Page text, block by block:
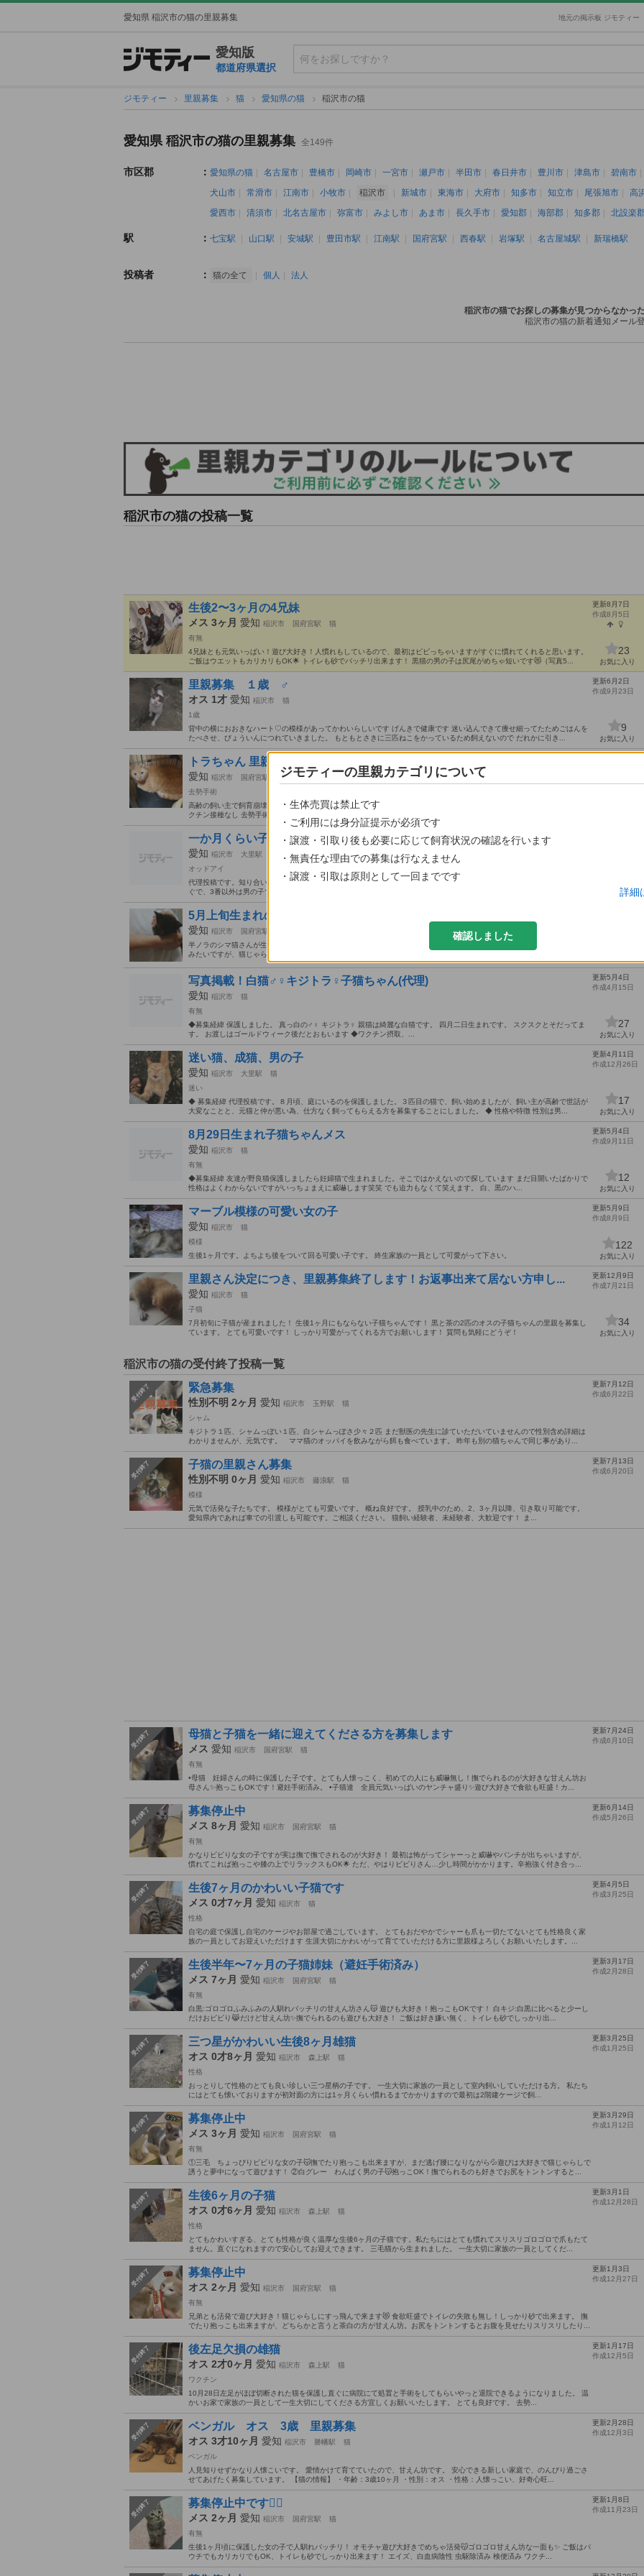
愛知県 稲沢市の猫の里親募集 地元の掲示板 ジモティー
愛知版
都道府県選択
ジモティー 里親募集 猫 愛知県の猫 稲沢市の猫
愛知県 稲沢市の猫の里親募集 全149件
市区郡 ： 愛知県の猫 名古屋市 豊橋市 岡崎市 一宮市 瀬戸市 半田市 春日井市 豊川市 津島市
碧南市
犬山市
常滑市 江南市 小牧市 稲沢市 新城市 東海市 大府市 知多市 知立市 尾張旭市
高
愛西市
清須市 北名古屋市 弥富市 みよし市 あま市 長久手市 愛知郡 海部郡 知多郡 北設楽
駅 ： 七宝駅 山口駅 安城駅 豊田市駅 江南駅 国府宮駅 西春駅 岩塚駅 名古屋城駅 新瑞橋駅
投稿者 ： 猫の全て 個人 法人
稲沢市の猫でお探しの募集が見つからなかっ
稲沢市の猫の新着通知メール
稲沢市の猫の投稿一覧
生後2〜3ヶ月の4兄妹
メス 3ヶ月 愛知 稲沢市 国府宮駅
猫
有無
4兄妹とも元気いっぱい！遊び大好き！人慣れもしているので、最初はビビっちゃいますがすぐに慣れてくれると思います。
ご飯はウエットもカリカリもOK🌟 トイレも砂でバッチリ出来ます！ 黒猫の男の子は尻尾がめちゃ短いです😻（写真5...
更新8月7日
作成8月5日
23
お気に入り
里親募集 １歳 ♂
オス 1才 愛知 稲沢市
猫
1歳
背中の横におおきなハート♡の模様があってかわいらしいです げんきで健康です 迷い込んできて痩せ細ってたためごはんを
たべさせ、びょういんにつれていきました。 もともとさきに三匹ねこをかっているため飼えないので だれかに引き...
更新6月2日
作成9月23日
9
お気に入り
トラちゃん 里親募集！
愛知 稲沢市 国府宮駅
猫
去勢手術
高齢の飼い主で飼育崩壊しており里親を探しております。 体は大きいですが、小心者です。 8才 オスです。 尿路結石あり ワ
クチン接種なし 去勢手術済み 高齢の両親が飼っておりましたが父が病気になり ...
一か月くらい子猫
愛知 稲沢市 大里駅
オッドアイ
代理投稿です。知り合いのお宅で生まれてしまい、ネット環境がないので頼まれました。家ネコの子です みんな尻尾まっす
ぐで、3番以外は男の子です。 たまに小さくシャーってゆいますが可愛いです、それがまた笑笑 歯も生えてき...
お気に入り
5月上旬生まれの黒猫の子猫です。他の四匹の子達は無事に引き渡すこ...
愛知 稲沢市 国府宮駅
半ノラのシマ猫さんが生みました。飼い主さんから了承済み。 目やにや鼻水もなく元気です。 わりとひとりでいるのが好き
みたいですが、猫じゃらしに食いつきます。抱っこも出来ます。普通に触れるようになりました。 病院に診察...
写真掲載！白猫♂♀キジトラ♀子猫ちゃん(代理)
愛知 稲沢市
猫
有無
◆募集経緯 保護しました。 真っ白の♂♀ キジトラ♀ 親猫は綺麗な白猫です。 四月二日生まれです。 スクスクとそだってま
す。 お渡しはゴールドウィーク後だとおもいます ◆ワクチン摂取、...
更新5月4日
作成4月15日
27
お気に入り
迷い猫、成猫、男の子
愛知 稲沢市 大里駅
猫
迷い
◆ 募集経緯 代理投稿です。８月頃、庭にいるのを保護しました。３匹目の猫で、飼い始めましたが、飼い主が高齢で世話が
大変なことと、元猫と仲が悪い為、仕方なく飼ってもらえる方を募集することにしました。 ◆ 性格や特徴 性別は男...
更新4月11日
作成12月26日
17
お気に入り
8月29日生まれ子猫ちゃんメス
愛知 稲沢市
猫
有無
◆募集経緯 友達が野良猫保護しましたら妊婦猫で生まれました。そこではかえないので探しています まだ目開いたばかりで
性格はよくわからないですがいっちょまえに威嚇します笑笑 でも迫力もなくて笑えます。 白、黒のハ...
更新5月4日
作成9月11日
12
お気に入り
マーブル模様の可愛い女の子
愛知 稲沢市
猫
模様
生後1ヶ月です。よちよち後をついて回る可愛い子です。 終生家族の一員として可愛がって下さい。
更新5月9日
作成8月9日
122
お気に入り
里親さん決定につき、里親募集終了します！お返事出来て居ない方申し...
愛知 稲沢市
猫
子猫
7月初旬に子猫が産まれました！ 生後1ヶ月にもならない子猫ちゃんです！ 黒と茶の2匹のオスの子猫ちゃんの里親を募集し
ています。 とても可愛いです！ しっかり可愛がってくれる方でお願いします！ 質問も気軽にどうぞ！
更新12月9日
作成7月21日
34
お気に入り
稲沢市の猫の受付終了投稿一覧
受付終了 緊急募集
性別不明 2ヶ月 愛知 稲沢市 玉野駅
猫
シャム
キジトラ１匹、シャムっぽい１匹、白シャムっぽさ少々２匹 まだ獣医の先生に診ていただいていませんので性別含め詳細は
わかりませんが、元気です。 ママ猫のオッパイを飲みながら餌も食べています。 昨年も別の猫ちゃんで同じ事があり...
更新7月12日
作成6月22日
受付終了 子猫の里親さん募集
性別不明 0ヶ月 愛知 稲沢市 藤浪駅
猫
模様
元気で活発な子たちです。 模様がとても可愛いです。 概ね良好です。 授乳中のため、2、3ヶ月以降、引き取り可能です。
愛知県内であれば車での引渡しも可能です。ご相談ください。 猫飼い経験者、未経験者、大歓迎です！ ま...
更新7月13日
作成6月20日
受付終了 母猫と子猫を一緒に迎えてくださる方を募集します
メス 愛知 稲沢市 国府宮駅
猫
有無
•母猫 妊婦さんの時に保護した子です。とても人懐っこく、初めての人にも威嚇無し！撫でられるのが大好きな甘えん坊お
母さん✨抱っこもOKです！避妊手術済み。 •子猫達 全員元気いっぱいのヤンチャ盛り✨遊び大好きで食欲も旺盛！カ...
更新7月24日
作成6月10日
受付終了 募集停止中
メス 8ヶ月 愛知 稲沢市 国府宮駅
猫
有無
かなりビビりな女の子ですが実は撫で撫でされるのが大好き！ 最初は怖がってシャーっと威嚇やパンチが出ちゃいますが、
慣れてこれば抱っこや膝の上でリラックスもOK🌟 ただ、やはりビビりさん…少し時間がかかります。辛抱強く付き合っ...
更新6月14日
作成5月26日
受付終了 生後7ヶ月のかわいい子猫です
メス 0才7ヶ月 愛知 稲沢市
猫
性格
自宅の庭で保護し自宅のケージやお部屋で過ごしています。 とてもおだやかでシャーも爪も一切たてないとても性格良く家
族の一員としてお迎えいただけます 生涯大切にかわいがって育てていただける方に里親様よろしくお願いいたします。...
更新4月5日
作成3月25日
受付終了 生後半年〜7ヶ月の子猫姉妹（避妊手術済み）
メス 7ヶ月 愛知 稲沢市 国府宮駅
猫
有無
白黒:ゴロゴロふみふみの人馴れバッチリの甘えん坊さん😽 遊びも大好き！抱っこもOKです！ 白キジ:白黒に比べると少ーし
だけおビビり😹だけど甘えん坊✨撫でられるのも遊びも大好き！ ご飯は好き嫌い無く、トイレも砂でしっかり出...
更新3月17日
作成2月28日
受付終了 三つ星がかわいい生後8ヶ月雄猫
オス 0才8ヶ月 愛知 稲沢市 森上駅
猫
性格
おっとりして性格のとても良い珍しい三つ星柄の子です。 一生大切に家族の一員として室内飼いしていただける方。 私たち
にはとても懐いておりますが初対面の方には1ヶ月くらい慣れるまでかかりますので最初は2階建ケージで飼...
更新3月25日
作成1月25日
受付終了 募集停止中
メス 3ヶ月 愛知 稲沢市 国府宮駅
猫
有無
①三毛 ちょっぴりビビりな女の子😽撫でたり抱っこも出来ますが、まだ逃げ腰になりながら💦遊びは大好きで猫じゃらしで
誘うと夢中になって遊びます！ ②白グレー わんぱく男の子😽抱っこOK！撫でられるのも好きでお尻をトントンすると...
更新3月29日
作成1月12日
受付終了 生後6ヶ月の子猫
オス 0才6ヶ月 愛知 稲沢市 森上駅
猫
性格
とてもかわいすぎる、とても性格が良く温厚な生後6ヶ月の子猫です。私たちにはとても慣れてスリスリゴロゴロで爪もたて
ません。直ぐになれますので安心してお迎えできます。 三毛猫から生まれました。 一生大切に家族の一員としてくだ...
更新3月1日
作成12月28日
受付終了 募集停止中
オス 2ヶ月 愛知 稲沢市 国府宮駅
猫
有無
兄弟とも活発で遊び大好き！猫じゃらしにすっ飛んで来ます😻 食欲旺盛でトイレの失敗も無し！しっかり砂で出来ます。 撫
でたり抱っこも出来ますが、どちらかと言うと茶白の方が甘えん坊。お尻をトントンするとお腹を見せたりスリスリしたり...
更新1月3日
作成12月27日
受付終了 後左足欠損の雄猫
オス 2才0ヶ月 愛知 稲沢市 森上駅
猫
ワクチン
10月28日左足がほぼ切断された猫を保護し直ぐに病院にて処置と手術をしてもらいやっと退院できるようになりました。 温
かいお家で家族の一員として一生大切にしてくださる方宜しくお願いいたします。 とても良好です。 去勢...
更新1月17日
作成12月5日
受付終了 ベンガル オス 3歳 里親募集
オス 3才10ヶ月 愛知 稲沢市 勝幡駅
猫
ベンガル
人見知りせずかなり人懐こいです。 愛情かけて育てていたので、甘えん坊です。 安心できる新しい家庭で、のんびり過ごさ
せてあげたく募集しています。 【猫の情報】 ・年齢：3歳10ヶ月 ・性別：オス ・性格：人懐っこい、好奇心旺...
更新2月28日
作成12月3日
受付終了 募集停止中です🙇‍♂️
メス 2ヶ月 愛知 稲沢市 国府宮駅
猫
有無
生後1ヶ月頃に保護した女の子で人馴れバッチリ！ オモチャ遊び大好きでめちゃ活発😽ゴロゴロ甘えん坊な一面も✨ ご飯はパ
ウチでもカリカリでもOK、トイレも砂でしっかり出来ます！ エイズ、白血病陰性 虫駆除済み 検便済み ワクチ...
更新1月8日
作成11月23日
ジモティーの里親カテゴリについて
・生体売買は禁止です
・ご利用には身分証提示が必須です
・譲渡・引取り後も必要に応じて飼育状況の確認を行います
・無責任な理由での募集は行なえません
・譲渡・引取は原則として一回までです
詳細
確認しました